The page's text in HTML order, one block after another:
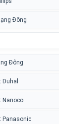
Đông
Đông
Nanoco
Panasonic